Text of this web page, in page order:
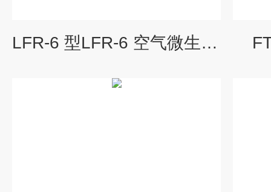
LFR-6 型LFR-6 空气微生物采样器